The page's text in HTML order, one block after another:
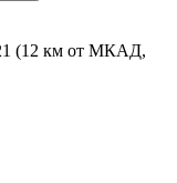
(12 км от МКАД,